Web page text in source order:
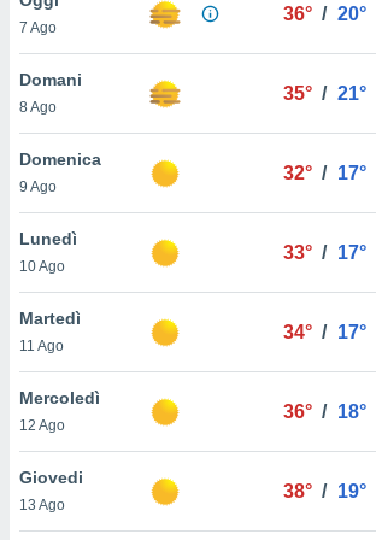
è
al sito
di
ci
di
il
un
la
nella
7 Ago
36° / 20°
Domani
8 Ago
35° / 21°
Domenica
9 Ago
32° / 17°
Lunedì
10 Ago
33° / 17°
Martedì
11 Ago
34° / 17°
Mercoledì
12 Ago
36° / 18°
Giovedi
13 Ago
38° / 19°